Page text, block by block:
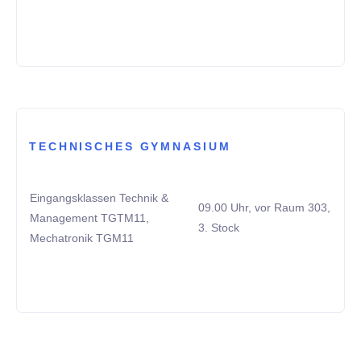
TECHNISCHES GYMNASIUM
Eingangsklassen Technik &
Management TGTM11,
Mechatronik TGM11
09.00 Uhr, vor Raum 303,
3. Stock